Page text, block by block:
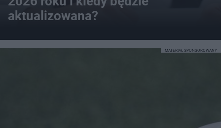
aktualizowana?
MATERIAŁ SPONSOROWANY